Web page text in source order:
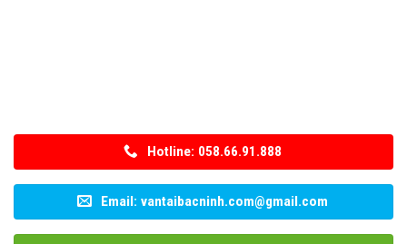
Hotline: 058.66.91.888
Email: vantaibacninh.com@gmail.com